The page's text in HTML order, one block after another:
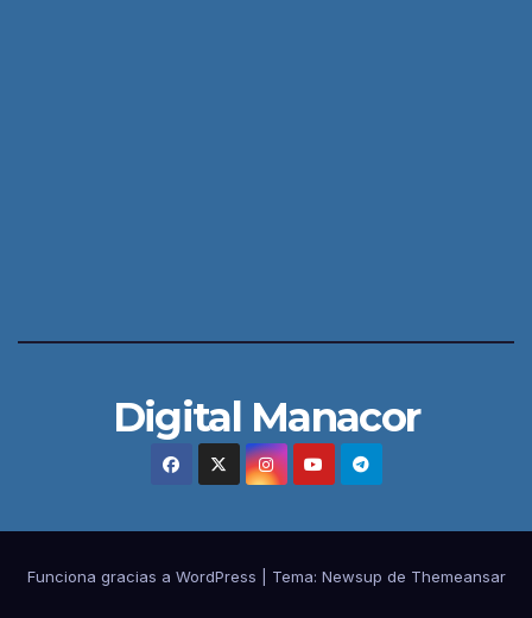
Digital Manacor
Funciona gracias a WordPress Tema: Newsup de Themeansar